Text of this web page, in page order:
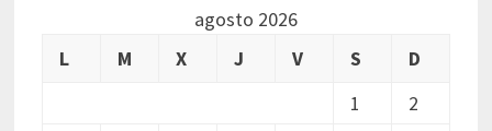
agosto 2026
L
M X J V S
D
1
2